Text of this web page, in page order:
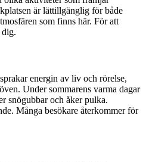
är lättillgänglig för både
som finns här. För att
dig.
energin av liv och rörelse,
Under sommarens varma dagar
snögubbar och åker pulka.
Många besökare återkommer för